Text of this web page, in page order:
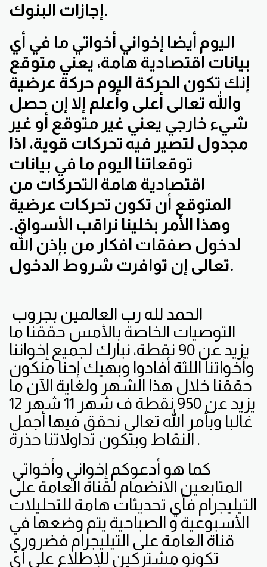
إجازات البنوك.
اليوم أيضا إخواني أخواتي ما في أي
بيانات اقتصادية هامة، يعني متوقع
إنك تكون الحركة اليوم حركة عرضية
والله تعالى أعلى وأعلم إلا إن حصل
شيء خارجي يعني غير متوقع أو غير
مجدول لتصير فيه تحركات قوية، اذا
توقعاتنا اليوم ما في بيانات
اقتصادية هامة التحركات من
المتوقع أن تكون تحركات عرضية
وهذا الأمر بخلينا نراقب الأسواق.
لدخول صفقات افكار من بإذن الله
تعالى إن توافرت شروط الدخول.
التوصيات الخاصة بالأمس حققنا ما
يزيد عن 90 نقطة، نبارك لجميع إخواننا
وأخواتنا اللثة أفادوا وبهيك إحنا منكون
حققنا خلال هذا الشهر ولغاية الآن ما
يزيد عن 950 نقطة ف شهر 11 شهر 12
غالبا وبأمر الله تعالى نحقق فيها أجمل
النقاط وبتكون تداولاتنا حذرة .
المتابعين الانضمام لقناة العامة على
التيليجرام فأي تحديثات هامة للتحليلات
الأسبوعية و الصباحية يتم وضعها في
قناة العامة على التيليجرام فضروري
تكونو مشتركين للإطلاع على أي